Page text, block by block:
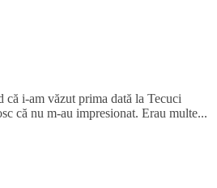
că i-am văzut prima dată la Tecuci
că nu m-au impresionat. Erau multe...